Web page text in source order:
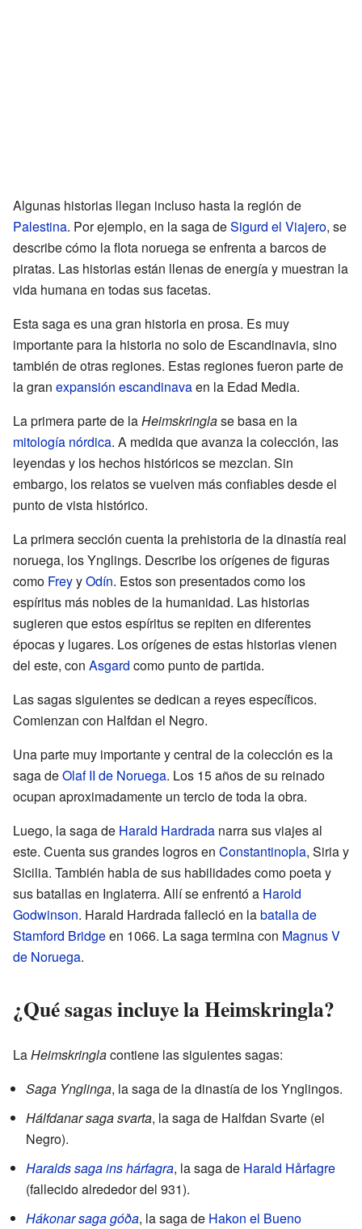
Algunas historias llegan incluso hasta la región de
Palestina. Por ejemplo, en la saga deSigurd el Viajero, se
describe cómo la flota noruega se enfrenta a barcos de
piratas. Las historias están llenas de energía y muestran la
vida humana en todas sus facetas.
Esta saga es una gran historia en prosa. Es muy
importante para la historia no solo de Escandinavia, sino
también de otras regiones. Estas regiones fueron parte de
la gran expansión escandinavaen la Edad Media.
La primera parte de laHeimskringlase basa en la
mitología nórdica. A medida que avanza la colección, las
leyendas y los hechos históricos se mezclan. Sin
embargo, los relatos se vuelven más confiables desde el
punto de vista histórico.
La primera sección cuenta la prehistoria de la dinastía real
noruega, los Ynglings. Describe los orígenes de figuras
como FreyyOdín. Estos son presentados como los
espíritus más nobles de la humanidad. Las historias
sugieren que estos espíritus se repiten en diferentes
épocas y lugares. Los orígenes de estas historias vienen
del este, con Asgard como punto de partida.
Las sagas siguientes se dedican a reyes específicos.
Comienzan con Halfdan el Negro.
Una parte muy importante y central de la colección es la
saga deOlaf II de Noruega. Los 15 años de su reinado
ocupan aproximadamente un tercio de toda la obra.
Luego, la saga de Harald Hardrada narra sus viajes al
este. Cuenta sus grandes logros en Constantinopla, Siria y
Sicilia. También habla de sus habilidades como poeta y
sus batallas en Inglaterra. Allí se enfrentó a Harold
Godwinson. Harald Hardrada falleció en labatalla de
Stamford Bridgeen 1066. La saga termina con Magnus V
de Noruega.
¿Qué sagas incluye la Heimskringla?
LaHeimskringlacontiene las siguientes sagas:
Saga Ynglinga, la saga de la dinastía de los Ynglingos.
Hálfdanar saga svarta, la saga de Halfdan Svarte (el
Negro).
Haralds saga ins hárfagra, la saga de Harald Hårfagre
(fallecido alrededor del 931).
Hákonar saga góða, la saga de Hakon el Bueno